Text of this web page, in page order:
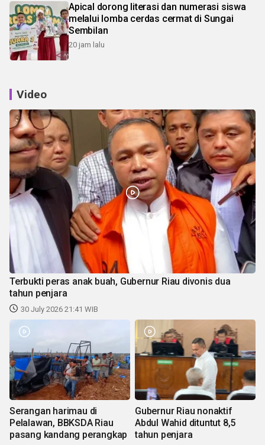
Apical dorong literasi dan numerasi siswa
melalui lomba cerdas cermat di Sungai
Sembilan
20 jam lalu
Video
Terbukti peras anak buah, Gubernur Riau divonis dua
tahun penjara
30 July 2026 21:41 WIB
Serangan harimau di
Pelalawan, BBKSDA Riau
pasang kandang perangkap
Gubernur Riau nonaktif
Abdul Wahid dituntut 8,5
tahun penjara